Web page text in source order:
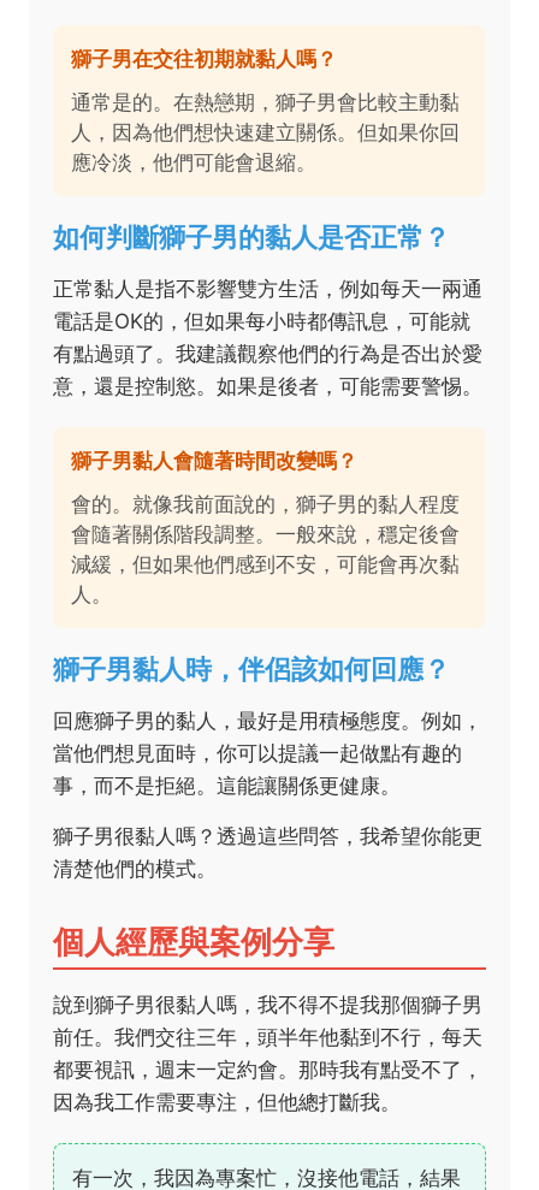
獅子男在交往初期就黏人嗎？
通常是的。在熱戀期，獅子男會比較主動黏
人，因為他們想快速建立關係。但如果你回
應冷淡，他們可能會退縮。
如何判斷獅子男的黏人是否正常？
正常黏人是指不影響雙方生活，例如每天一兩通
電話是OK的，但如果每小時都傳訊息，可能就
有點過頭了。我建議觀察他們的行為是否出於愛
意，還是控制慾。如果是後者，可能需要警惕。
獅子男黏人會隨著時間改變嗎？
會的。就像我前面說的，獅子男的黏人程度
會隨著關係階段調整。一般來說，穩定後會
減緩，但如果他們感到不安，可能會再次黏
人。
獅子男黏人時，伴侶該如何回應？
回應獅子男的黏人，最好是用積極態度。例如，
當他們想見面時，你可以提議一起做點有趣的
事，而不是拒絕。這能讓關係更健康。
獅子男很黏人嗎？透過這些問答，我希望你能更
清楚他們的模式。
個人經歷與案例分享
說到獅子男很黏人嗎，我不得不提我那個獅子男
前任。我們交往三年，頭半年他黏到不行，每天
都要視訊，週末一定約會。那時我有點受不了，
因為我工作需要專注，但他總打斷我。
有一次，我因為專案忙，沒接他電話，結果